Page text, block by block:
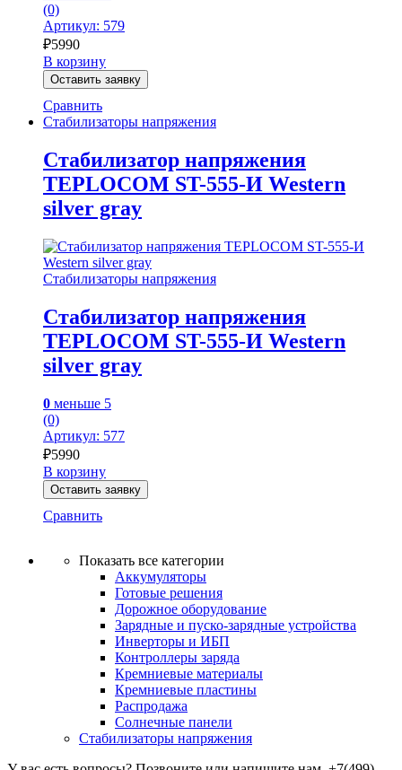
(0)
Артикул: 579
₽5990
В корзину
Оставить заявку
Сравнить
Стабилизаторы напряжения
Стабилизатор напряжения
TEPLOCOM ST-555-И Western
silver gray
Стабилизаторы напряжения
Стабилизатор напряжения
TEPLOCOM ST-555-И Western
silver gray
0 меньше 5
(0)
Артикул: 577
₽5990
В корзину
Оставить заявку
Сравнить
Показать все категории
Аккумуляторы
Готовые решения
Дорожное оборудование
Зарядные и пуско-зарядные устройства
Инверторы и ИБП
Контроллеры заряда
Кремниевые материалы
Кремниевые пластины
Распродажа
Солнечные панели
Стабилизаторы напряжения